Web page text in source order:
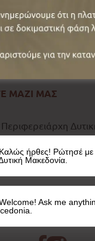
ΜΑΖΙ ΜΑΣ
11-15
ήρθες! Ρώτησέ με
Μακεδονία.
Ask me